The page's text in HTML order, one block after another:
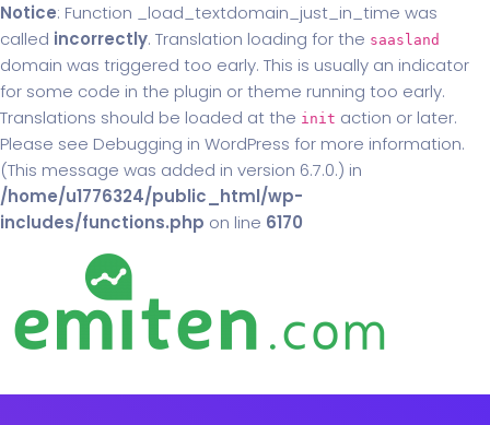
Notice: Function _load_textdomain_just_in_time was
called incorrectly. Translation loading for the saasland
domain was triggered too early. This is usually an indicator
for some code in the plugin or theme running too early.
Translations should be loaded at the init action or later.
Please see Debugging in WordPress for more information.
(This message was added in version 6.7.0.) in
/home/u1776324/public_html/wp-
includes/functions.php on line 6170